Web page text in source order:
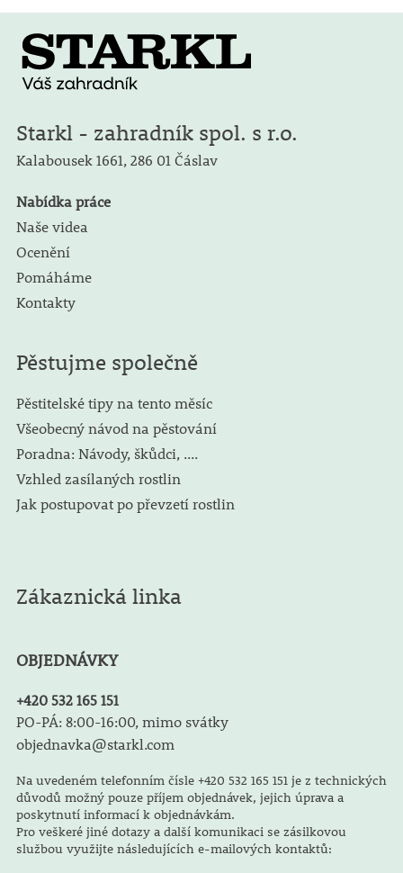
Starkl - zahradník spol. s r.o.
Kalabousek 1661, 286 01 Čáslav
Nabídka práce
Naše videa
Ocenění
Pomáháme
Kontakty
Pěstujme společně
Pěstitelské tipy na tento měsíc
Všeobecný návod na pěstování
Poradna: Návody, škůdci, ....
Vzhled zasílaných rostlin
Jak postupovat po převzetí rostlin
Zákaznická linka
OBJEDNÁVKY
+420 532 165 151
PO-PÁ: 8:00-16:00, mimo svátky
objednavka@starkl.com
Na uvedeném telefonním čísle +420 532 165 151 je z technických
důvodů možný pouze příjem objednávek, jejich úprava a
poskytnutí informací k objednávkám.
Pro veškeré jiné dotazy a další komunikaci se zásilkovou
službou využijte následujících e-mailových kontaktů: